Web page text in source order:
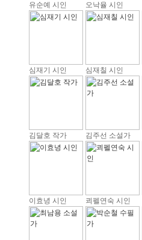
유순예 시인 오낙율 시인
심재기 시인 심재칠 시인
김달호 작가 김주선 소설가
이효녕 시인 쾨펠연숙 시인